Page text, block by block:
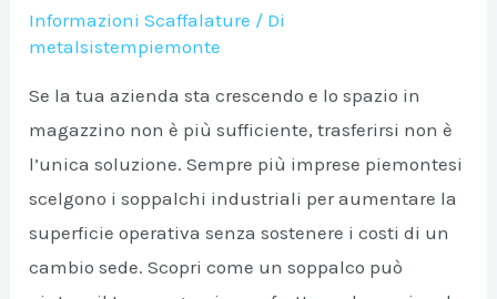
Informazioni Scaffalature / Di
metalsistempiemonte
Se la tua azienda sta crescendo e lo spazio in
magazzino non è più sufficiente, trasferirsi non è
l’unica soluzione. Sempre più imprese piemontesi
scelgono i soppalchi industriali per aumentare la
superficie operativa senza sostenere i costi di un
cambio sede. Scopri come un soppalco può